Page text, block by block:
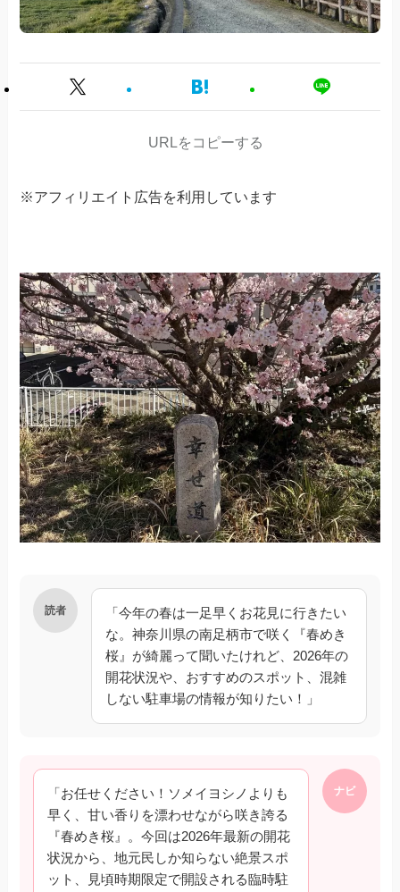
URLをコピーする
※アフィリエイト広告を利用しています
読者
「今年の春は一足早くお花見に行きたい
な。神奈川県の南足柄市で咲く『春めき
桜』が綺麗って聞いたけれど、2026年の
開花状況や、おすすめのスポット、混雑
しない駐車場の情報が知りたい！」
ナビ
「お任せください！ソメイヨシノよりも
早く、甘い香りを漂わせながら咲き誇る
『春めき桜』。今回は2026年最新の開花
状況から、地元民しか知らない絶景スポ
ット、見頃時期限定で開設される臨時駐